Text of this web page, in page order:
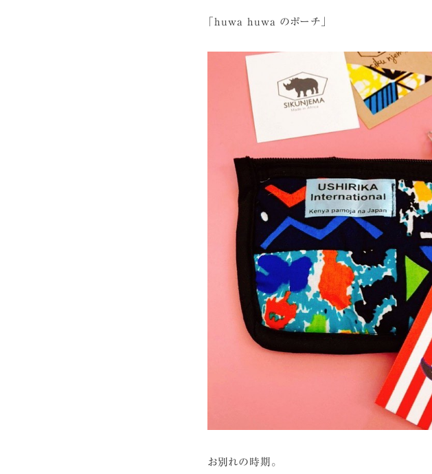
「huwa huwa のポーチ」
お別れの時期。